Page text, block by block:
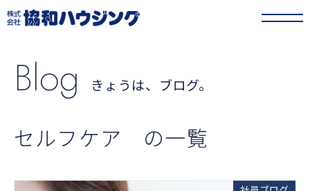
協和ハウジング >きょうは、ブログ。
Blog きょうは、ブログ。
セルフケア の一覧